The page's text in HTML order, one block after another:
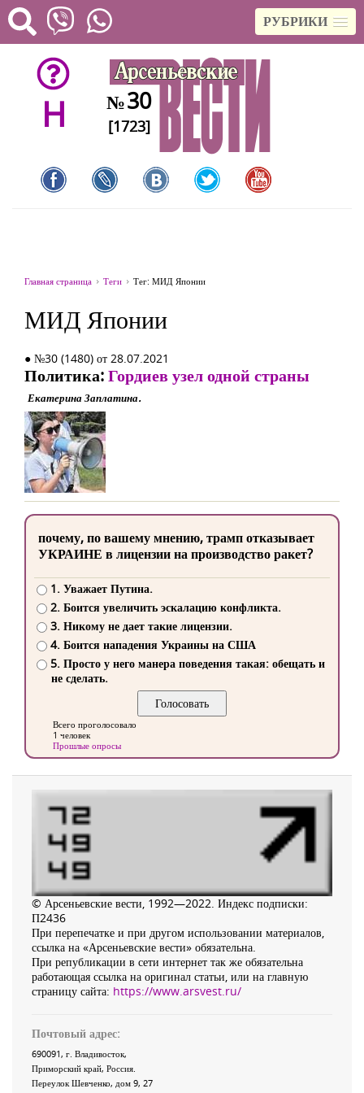
РУБРИКИ
H №30
[1723]
Главная страница Теги Тег: МИД Японии
МИД Японии
● №30 (1480) от 28.07.2021
Политика:Гордиев узел одной страны
Екатерина Заплатина.
почему, по вашему мнению, трамп отказывает
УКРАИНЕ в лицензии на производство ракет?
1. Уважает Путина.
2. Боится увеличить эскалацию конфликта.
3. Никому не дает такие лицензии.
4. Боится нападения Украины на США
5. Просто у него манера поведения такая: обещать и
не сделать.
Всего проголосовало
1 человек
Прошлые опросы
© Арсеньевские вести, 1992—2022. Индекс подписки:
П2436
При перепечатке и при другом использовании материалов,
ссылка на «Арсеньевские вести» обязательна.
При републикации в сети интернет так же обязательна
работающая ссылка на оригинал статьи, или на главную
страницу сайта: https://www.arsvest.ru/
Почтовый адрес:
690091, г. Владивосток,
Приморский край, Россия
Переулок Шевченко, дом 9, 27